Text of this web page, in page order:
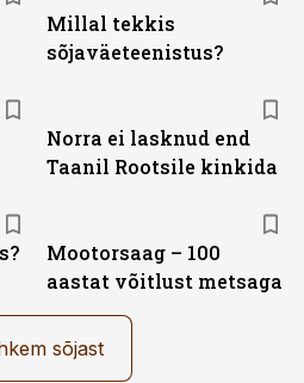
Millal tekkis
sõjaväeteenistus?
Norra ei lasknud end
Taanil Rootsile kinkida
Mootorsaag – 100
aastat võitlust metsaga
sõjast